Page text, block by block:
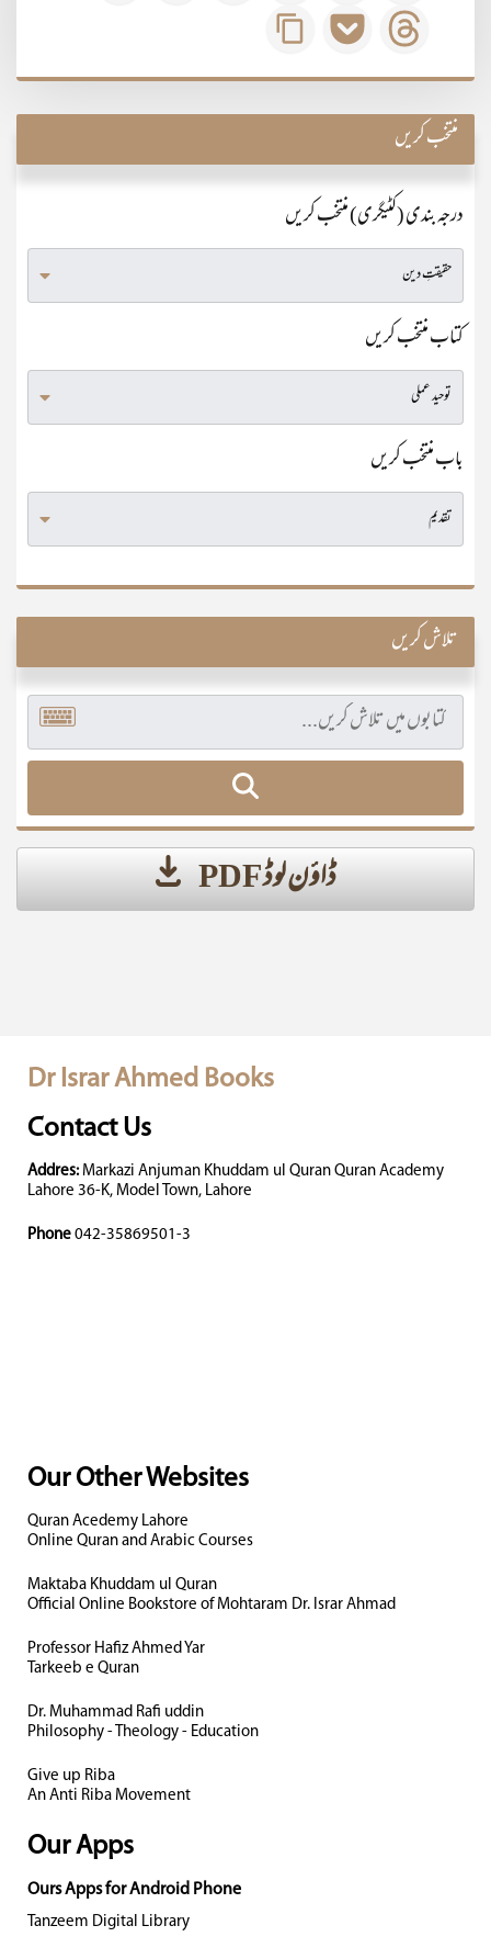
منتخب کریں
درجہ بندی (کٹیگری) منتخب کریں
کتاب منتخب کریں
باب منتخب کریں
تلاش کریں
ڈاؤن لوڈ PDF
Dr Israr Ahmed Books
Contact Us
Addres: Markazi Anjuman Khuddam ul Quran Quran Academy
Lahore 36-K, Model Town, Lahore
Phone 042-35869501-3
Our Other Websites
Quran Acedemy Lahore
Online Quran and Arabic Courses
Maktaba Khuddam ul Quran
Official Online Bookstore of Mohtaram Dr. Israr Ahmad
Professor Hafiz Ahmed Yar
Tarkeeb e Quran
Dr. Muhammad Rafi uddin
Philosophy - Theology - Education
Give up Riba
An Anti Riba Movement
Our Apps
Ours Apps for Android Phone
Tanzeem Digital Library